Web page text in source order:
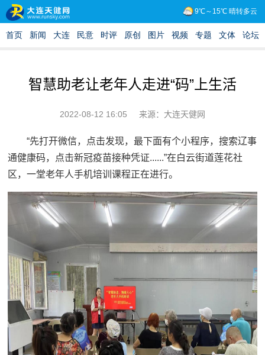
智慧助老让老年人走进“码”上生活
2022-08-12 16:05 来源：大连天健网
“先打开微信，点击发现，最下面有个小程序，搜索辽事
通健康码，点击新冠疫苗接种凭证......”在白云街道莲花社
区，一堂老年人手机培训课程正在进行。